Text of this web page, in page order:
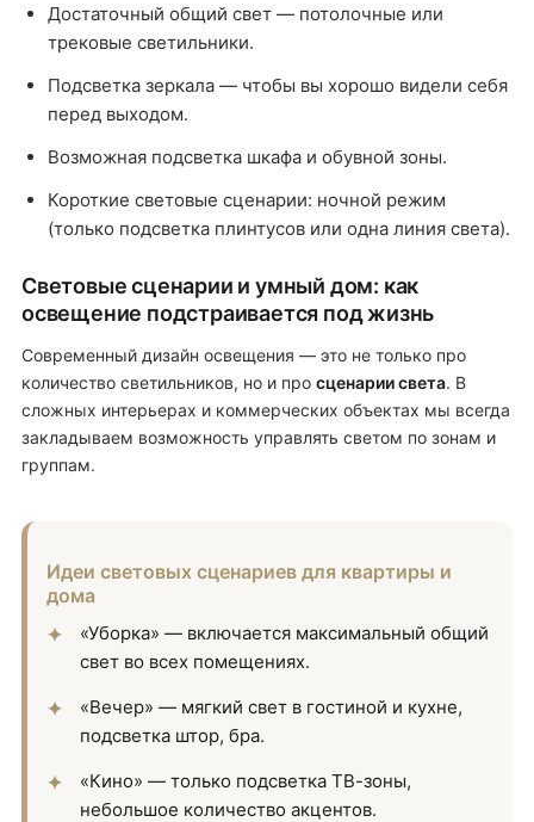
Достаточный общий свет — потолочные или
трековые светильники.
Подсветка зеркала — чтобы вы хорошо видели себя
перед выходом.
Возможная подсветка шкафа и обувной зоны.
Короткие световые сценарии: ночной режим
(только подсветка плинтусов или одна линия света).
Световые сценарии и умный дом: как
освещение подстраивается под жизнь
Современный дизайн освещения — это не только про
количество светильников, но и про сценарии света. В
сложных интерьерах и коммерческих объектах мы всегда
закладываем возможность управлять светом по зонам и
группам.
Идеи световых сценариев для квартиры и
дома
«Уборка» — включается максимальный общий
свет во всех помещениях.
«Вечер» — мягкий свет в гостиной и кухне,
подсветка штор, бра.
«Кино» — только подсветка ТВ-зоны,
небольшое количество акцентов.